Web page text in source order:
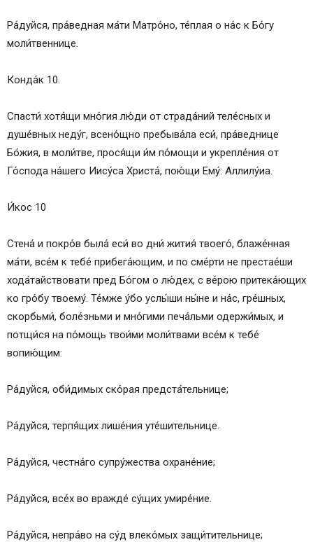
Ра́дуйся, пра́ведная ма́ти Матро́но, те́плая о на́с к Бо́гу
моли́твеннице.
Конда́к 10.
Спасти́ хотя́щи мно́гия лю́ди от страда́ний теле́сных и
душе́вных неду́г, всено́щно пребыва́ла еси́, пра́веднице
Бо́жия, в моли́тве, прося́щи и́м по́мощи и укрепле́ния от
Го́спода на́шего Иису́са Христа́, пою́щи Ему́: Аллилу́иа.
И́кос 10
Стена́ и покро́в была́ еси́ во дни́ жития́ твоего́, блаже́нная
ма́ти, все́м к тебе́ прибега́ющим, и по сме́рти не престае́ши
хода́тайствовати пред Бо́гом о лю́дех, с ве́рою притека́ющих
ко гро́бу твоему́. Те́мже у́бо услы́ши ны́не и на́с, гре́шных,
скорбьми́, боле́зньми и мно́гими печа́льми одержи́мых, и
потщи́ся на по́мощь твои́ми моли́твами все́м к тебе́
вопию́щим:
Ра́дуйся, оби́димых ско́рая предста́тельнице;
Ра́дуйся, терпя́щих лише́ния уте́шительнице.
Ра́дуйся, честна́го супру́жества охране́ние;
Ра́дуйся, все́х во вражде́ су́щих умире́ние.
Ра́дуйся, непра́во на су́д влеко́мых защи́тительнице;